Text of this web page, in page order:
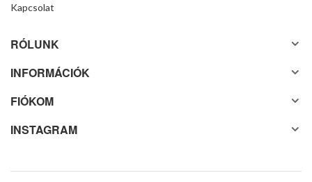
Kapcsolat
RÓLUNK
INFORMÁCIÓK
FIÓKOM
INSTAGRAM